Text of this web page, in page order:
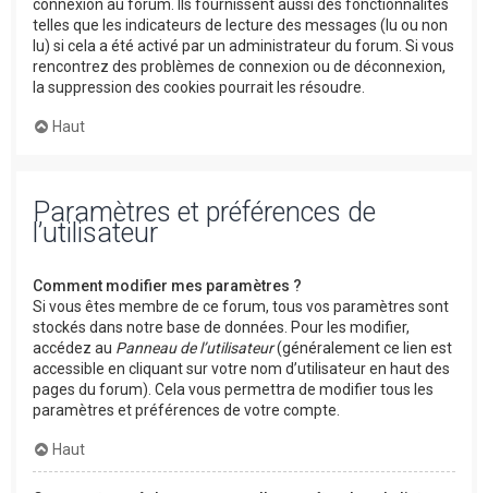
connexion au forum. Ils fournissent aussi des fonctionnalités
telles que les indicateurs de lecture des messages (lu ou non
lu) si cela a été activé par un administrateur du forum. Si vous
rencontrez des problèmes de connexion ou de déconnexion,
la suppression des cookies pourrait les résoudre.
Haut
Paramètres et préférences de
l’utilisateur
Comment modifier mes paramètres ?
Si vous êtes membre de ce forum, tous vos paramètres sont
stockés dans notre base de données. Pour les modifier,
accédez au Panneau de l’utilisateur(généralement ce lien est
accessible en cliquant sur votre nom d’utilisateur en haut des
pages du forum). Cela vous permettra de modifier tous les
paramètres et préférences de votre compte.
Haut